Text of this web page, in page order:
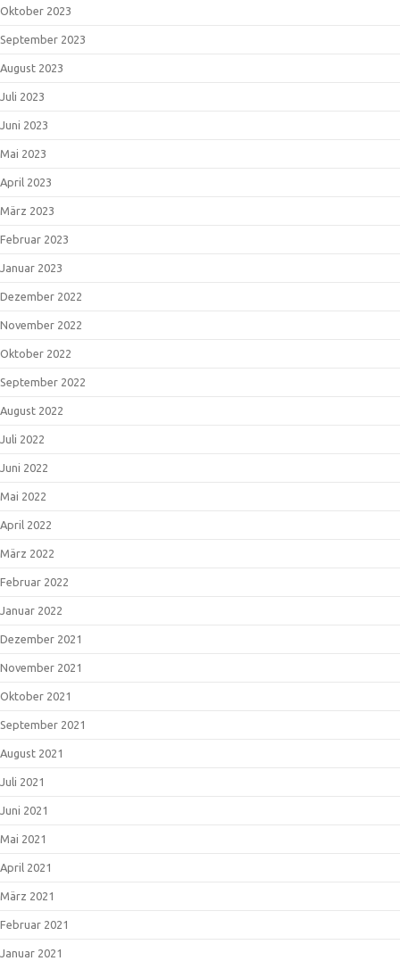
Oktober 2023
September 2023
August 2023
Juli 2023
Juni 2023
Mai 2023
April 2023
März 2023
Februar 2023
Januar 2023
Dezember 2022
November 2022
Oktober 2022
September 2022
August 2022
Juli 2022
Juni 2022
Mai 2022
April 2022
März 2022
Februar 2022
Januar 2022
Dezember 2021
November 2021
Oktober 2021
September 2021
August 2021
Juli 2021
Juni 2021
Mai 2021
April 2021
März 2021
Februar 2021
Januar 2021